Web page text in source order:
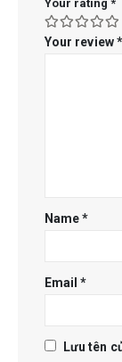
Your rating *
Your review*
Name*
Email*
Lưu tên